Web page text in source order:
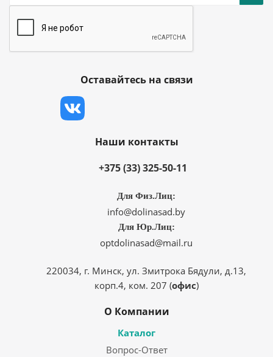
Оставайтесь на связи
Наши контакты
+375 (33) 325-50-11
Для Физ.Лиц:
info@dolinasad.by
Для Юр.Лиц:
optdolinasad@mail.ru
220034, г. Минск, ул. Змитрока Бядули, д.13,
корп.4, ком. 207 (офис)
О Компании
Каталог
Вопрос-Ответ